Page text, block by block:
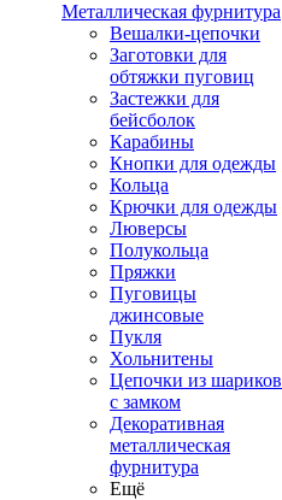
Металлическая фурнитура
Вешалки-цепочки
Заготовки для
обтяжки пуговиц
Застежки для
бейсболок
Карабины
Кнопки для одежды
Кольца
Крючки для одежды
Люверсы
Полукольца
Пряжки
Пуговицы
джинсовые
Пукля
Хольнитены
Цепочки из шариков
с замком
Декоративная
металлическая
фурнитура
Ещё